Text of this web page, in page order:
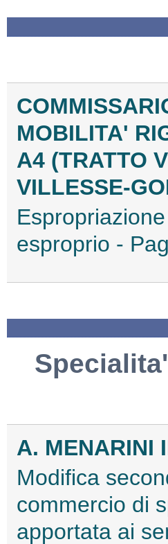
MOBILITA'
A4 (TRATTO
VILLESSE-
esproprio -
A. MENARINI
Modifica
commercio di
apportata ai